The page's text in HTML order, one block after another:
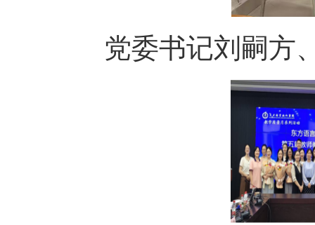
党委书记刘嗣方